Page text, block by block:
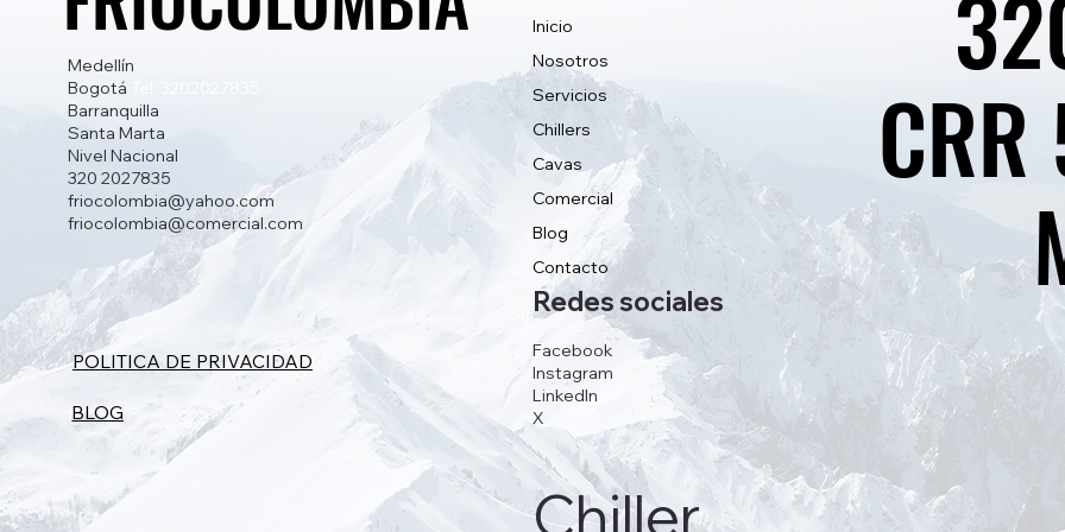
Medellín
Bogotá
Barranquilla
Santa Marta
Nivel Nacional
320 2027835
friocolombia@yahoo.com
friocolombia@comercial.com
BLOG
POLITICA DE PRIVACIDAD
Inicio
Nosotros
Servicios
Chillers
Cavas
Comercial
Blog
Contacto
Redes sociales
Facebook
Instagram
LinkedIn
X
Chiller